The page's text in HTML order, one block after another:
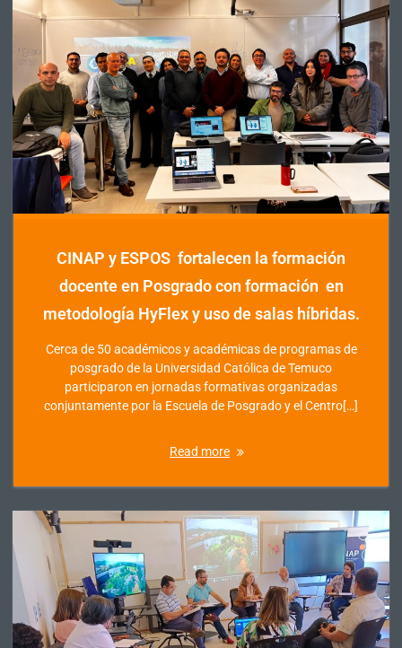
CINAP y ESPOS fortalecen la formación
docente en Posgrado con formación en
metodología HyFlex y uso de salas híbridas.
Cerca de 50 académicos y académicas de programas de
posgrado de la Universidad Católica de Temuco
participaron en jornadas formativas organizadas
conjuntamente por la Escuela de Posgrado y el Centro[…]
Read more